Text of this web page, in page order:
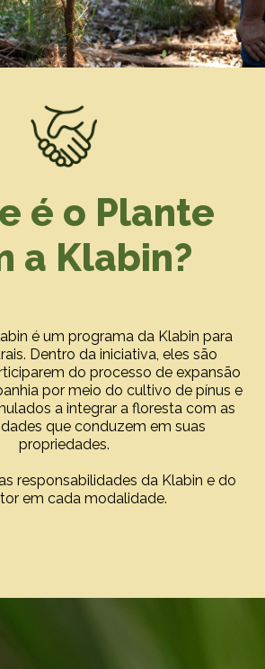
é o Plante
a Klabin?
é um programa da Klabin para
Dentro da iniciativa, eles são
do processo de expansão
por meio do cultivo de pínus e
a integrar a floresta com as
que conduzem em suas
propriedades.
responsabilidades da Klabin e do
em cada modalidade.